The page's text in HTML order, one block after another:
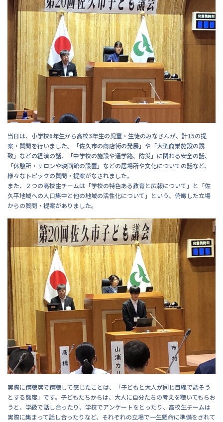
当日は、小学校6年生から高校3年生の児童・生徒のみなさんが、計15の提
案・質問を行いました。「佐久市の商店街の発展」や「大型商業施設の誘
致」などの経済の話、「中学校の施設や通学路、防災」に関わる安全の話、
「休憩所・サロンや映画館の設置」などの居場所や文化についての話など、
様々なトピックの質問・提案がなされました。
また、２つの高校生チームは「学校の特色ある教育と広報について」と「佐
久平地域への人口集中と他の地域の活性化について」という、俯瞰した立場
からの質問・提案がありました。
実際に傍聴席で傍聴して感じたことは、「子どもと大人が同じ目線で話そう
とする態度」です。子どもたちからは、大人に自分たちの考えを聴いてもらお
うと、学級で話し合ったり、学校でアンケートをとったり、高校生チームは
実際に集まって話し合ったりなど、それぞれの立場で一生懸命に準備をされて